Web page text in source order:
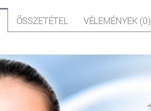
ÖSSZETÉTEL VÉLEMÉNYEK (0)